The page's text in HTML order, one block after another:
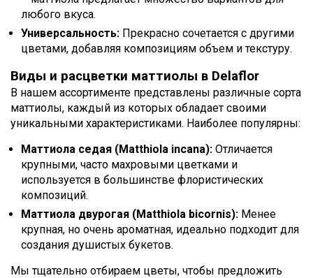
любого вкуса.
Универсальность: Прекрасно сочетается с другими
цветами, добавляя композициям объем и текстуру.
Виды и расцветки маттиолы в Delaflor
В нашем ассортименте представлены различные сорта
маттиолы, каждый из которых обладает своими
уникальными характеристиками. Наиболее популярны:
Маттиола седая (Matthiola incana): Отличается
крупными, часто махровыми цветками и
используется в большинстве флористических
композиций.
Маттиола двурогая (Matthiola bicornis): Менее
крупная, но очень ароматная, идеально подходит для
создания душистых букетов.
Мы тщательно отбираем цветы, чтобы предложить